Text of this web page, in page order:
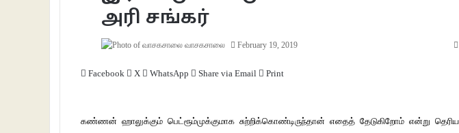
அரி சங்கர்
வாசகசாலை February 19, 2019
Facebook X WhatsApp Share via Email Print
கண்ணன் ஹாலுக்கும் பெட்ரூம்முக்குமாக சுற்றிக்கொண்டிருந்தான் எதைத் தேடுகிறோம் என்று